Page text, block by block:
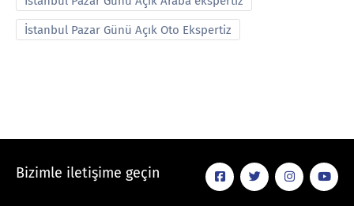
İstanbul Pazar Günü Açık Oto Ekspertiz
Bizimle iletişime geçin